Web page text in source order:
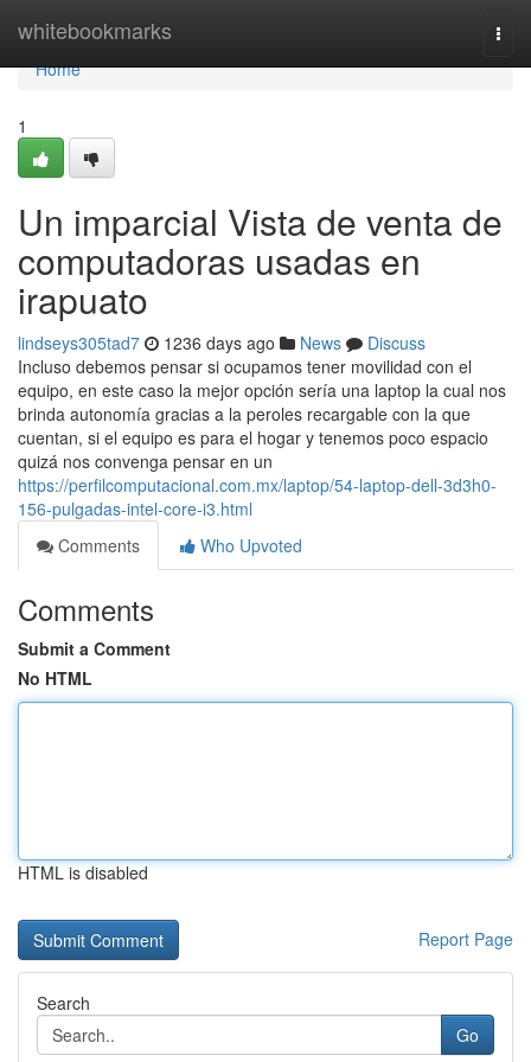
whitebookmarks
Home
Home
1
Un imparcial Vista de venta de
computadoras usadas en
irapuato
lindseys305tad7 1236 days ago News
Discuss
Incluso debemos pensar si ocupamos tener movilidad con el
equipo, en este caso la mejor opción sería una laptop la cual nos
brinda autonomía gracias a la peroles recargable con la que
cuentan, si el equipo es para el hogar y tenemos poco espacio
quizá nos convenga pensar en un
https://perfilcomputacional.com.mx/laptop/54-laptop-dell-3d3h0-
156-pulgadas-intel-core-i3.html
Comments
Who Upvoted
Comments
Submit a Comment
No HTML
HTML is disabled
Report Page
Search
Go